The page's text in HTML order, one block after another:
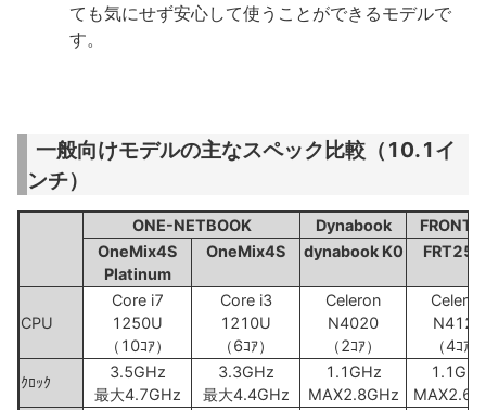
ても気にせず安心して使うことができるモデルで
す。
一般向けモデルの主なスペック比較（10.1イ
ンチ）
ONE-NETBOOK Dynabook
OneMix4S
Platinum
OneMix4S dynabook K0
CPU
Core i7
1250U
（10ｺｱ）
Core i3
1210U
（6ｺｱ）
Celeron
N4020
（2ｺｱ）
Celeron
N4120
（4ｺｱ）
ｸﾛｯｸ
3.5GHz
最大4.7GHz
3.3GHz
最大4.4GHz
1.1GHz
MAX2.8GHz
1.1GHz